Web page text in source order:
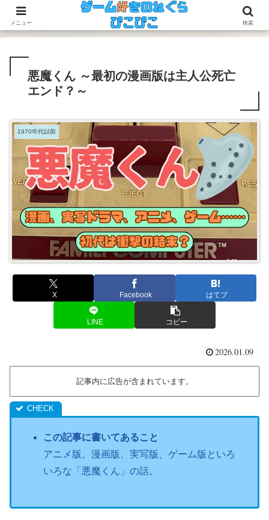
今のゲームも昔のゲームも面白い！
悪魔くん ～最初の漫画版は主人公死亡
エンド？～
1970年代以前
X Facebook はてブ
LINE コピー
2026.01.09
記事内に広告が含まれています。
この記事に書いてあること
アニメ版、漫画版、実写版、ゲーム版といろ
いろな「悪魔くん」の話。
メニュー 検索